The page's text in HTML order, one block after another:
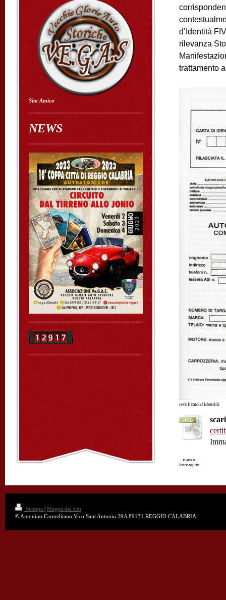
Sito Amico
NEWS
d’Identità
rilevanza
trattamento
certificato d'identità
Stampa | Mappa del sito
© Antonino Carmelitano Vico Sant Antonio 29A 89131 REGGIO CALABRIA